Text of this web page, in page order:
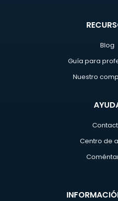
Blog
Guía para
Nuestro
Centro de